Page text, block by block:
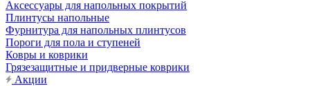
Аксессуары для напольных покрытий
Плинтусы напольные
Фурнитура для напольных плинтусов
Пороги для пола и ступеней
Ковры и коврики
Грязезащитные и придверные коврики
Акции